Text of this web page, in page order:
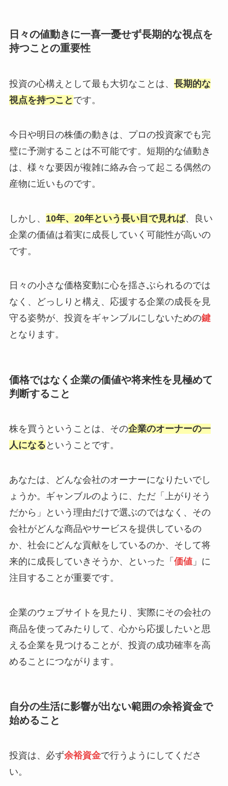
日々の値動きに一喜一憂せず長期的な視点を
持つことの重要性
投資の心構えとして最も大切なことは、 長期的な
視点を持つこと です。
今日や明日の株価の動きは、プロの投資家でも完
璧に予測することは不可能です。短期的な値動き
は、様々な要因が複雑に絡み合って起こる偶然の
産物に近いものです。
しかし、 10年、20年という長い目で見れば、良い
企業の価値は着実に成長していく可能性が高いの
です。
日々の小さな価格変動に心を揺さぶられるのでは
なく、どっしりと構え、応援する企業の成長を見
守る姿勢が、投資をギャンブルにしないための鍵
となります。
価格ではなく企業の価値や将来性を見極めて
判断すること
株を買うということは、その企業のオーナーの一
人になる ということです。
あなたは、どんな会社のオーナーになりたいでし
ょうか。ギャンブルのように、ただ「上がりそう
だから」という理由だけで選ぶのではなく、その
会社がどんな商品やサービスを提供しているの
か、社会にどんな貢献をしているのか、そして将
来的に成長していきそうか、といった「 価値」に
注目することが重要です。
企業のウェブサイトを見たり、実際にその会社の
商品を使ってみたりして、心から応援したいと思
える企業を見つけることが、投資の成功確率を高
めることにつながります。
自分の生活に影響が出ない範囲の余裕資金で
始めること
投資は、必ず余裕資金で行うようにしてくださ
い。